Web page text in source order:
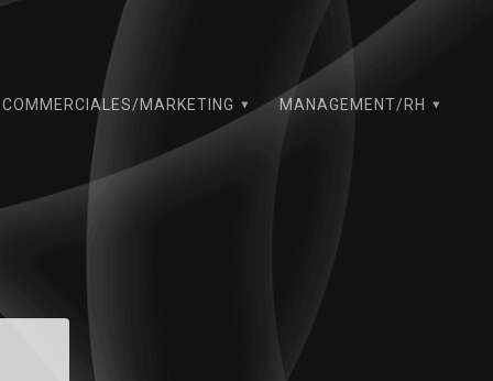
COMMERCIALES/MARKETING MANAGEMENT/RH